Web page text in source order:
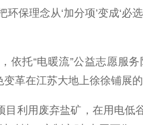
理念从‘加分项’变成‘必
托“电暖流”公益志愿服
革在江苏大地上徐徐铺展的
用废弃盐矿，在用电低